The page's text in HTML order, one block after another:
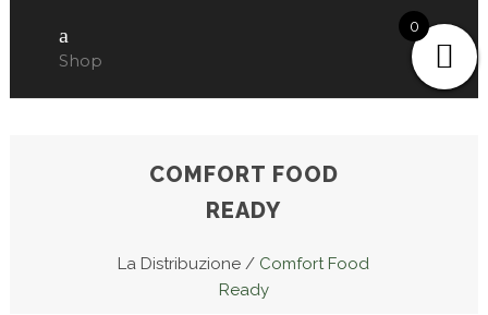
Shop
COMFORT FOOD
READY
La Distribuzione / Comfort Food
Ready
0